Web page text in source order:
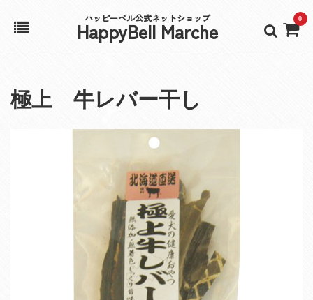
ハッピーベル公式ネットショップ
HappyBell Marche 0
アカウント
極上 牛レバー干し